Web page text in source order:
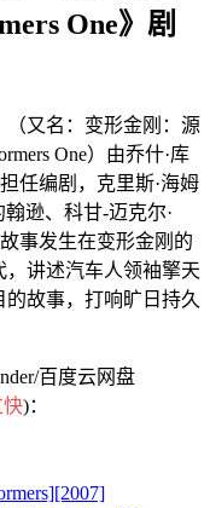
One》剧
又名：变形金刚：源
One）由乔什·库
任编剧，克里斯·海姆
逊、科甘-迈克尔·
事发生在变形金刚的
讲述汽车人领袖擎天
故事，打响旷日持久
百度云网盘
快)：